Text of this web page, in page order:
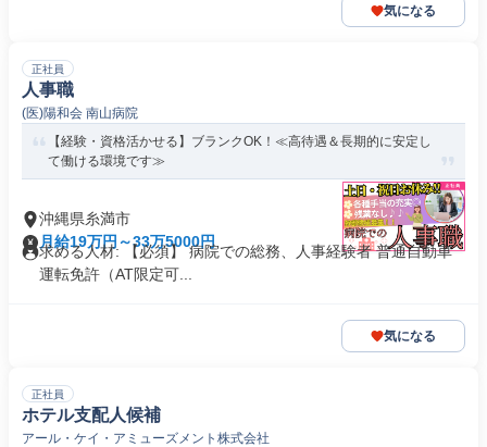
気になる
正社員
人事職
(医)陽和会 南山病院
【経験・資格活かせる】ブランクOK！≪高待遇＆長期的に安定し
て働ける環境です≫
沖縄県糸満市
月給19万円～33万5000円
求める人材: 【必須】 病院での総務、人事経験者 普通自動車
運転免許（AT限定可...
気になる
正社員
ホテル支配人候補
アール・ケイ・アミューズメント株式会社